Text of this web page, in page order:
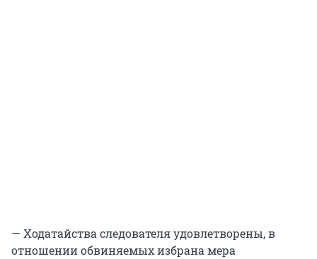
— Ходатайства следователя удовлетворены, в
отношении обвиняемых избрана мера